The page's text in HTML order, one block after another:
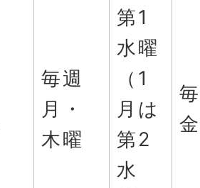
毎週
月・
木曜
第1
水曜
（1
月は
第2
水